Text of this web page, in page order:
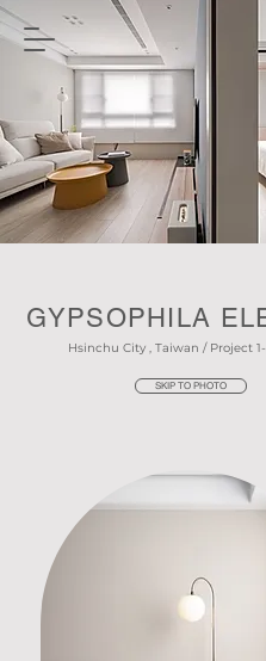
GYPSOPHILA
Hsinchu City , Taiwan / Project
SKIP TO PHOTO